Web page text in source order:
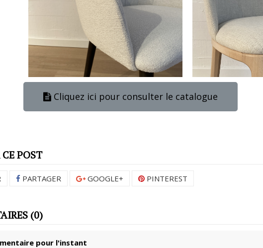
Cliquez ici pour consulter le catalogue
CE POST
PARTAGER GOOGLE+ PINTEREST
(0)
pour l'instant